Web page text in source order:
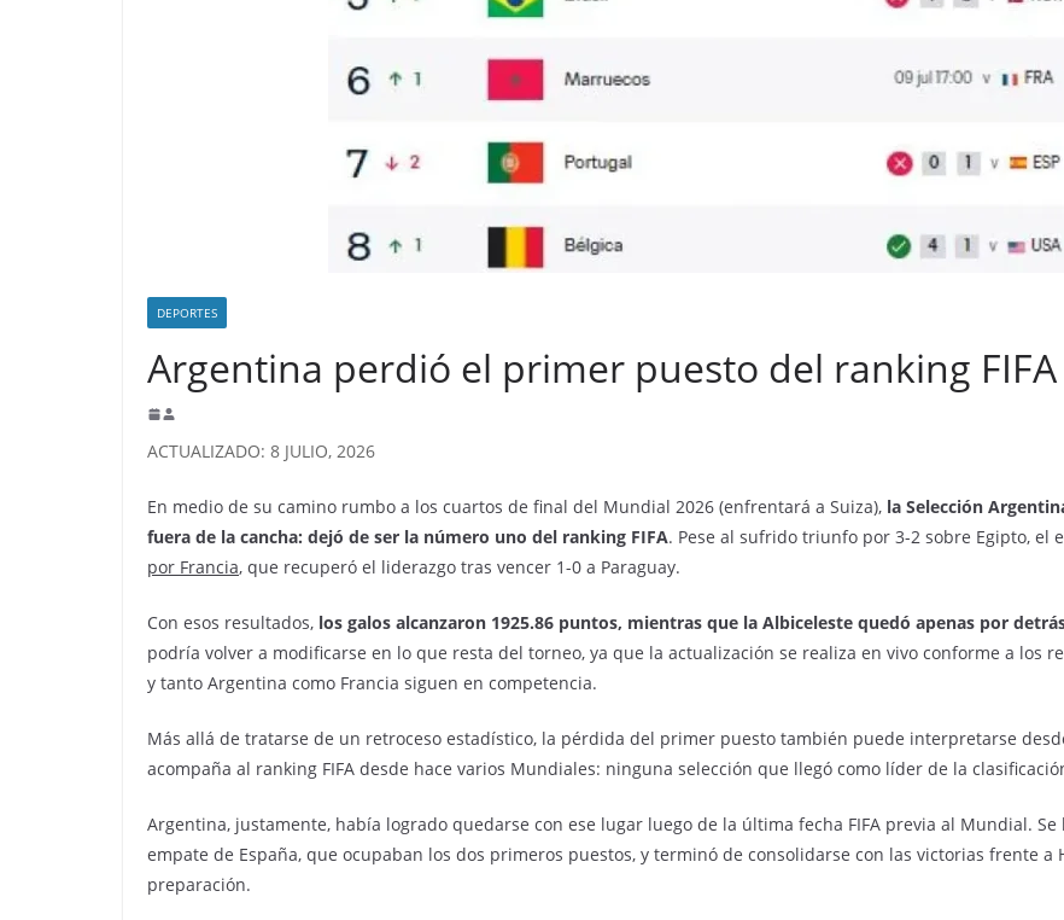
DEPORTES
Argentina perdió el primer puesto del ranking FIFA
ACTUALIZADO: 8 JULIO, 2026
En medio de su camino rumbo a los cuartos de final del Mundial 2026 (enfrentará a Suiza), la Selección
fuera de la cancha: dejó de ser la número uno del ranking FIFA. Pese al sufrido triunfo por 3-2 sobre Egipto, el
por Francia, que recuperó el liderazgo tras vencer 1-0 a Paraguay.
Con esos resultados, los galos alcanzaron 1925.86 puntos, mientras que la Albiceleste quedó apenas por
podría volver a modificarse en lo que resta del torneo, ya que la actualización se realiza en vivo conforme a los
y tanto Argentina como Francia siguen en competencia.
Más allá de tratarse de un retroceso estadístico, la pérdida del primer puesto también puede interpretarse
acompaña al ranking FIFA desde hace varios Mundiales: ninguna selección que llegó como líder de la
Argentina, justamente, había logrado quedarse con ese lugar luego de la última fecha FIFA previa al Mundial.
empate de España, que ocupaban los dos primeros puestos, y terminó de consolidarse con las victorias frente
preparación.